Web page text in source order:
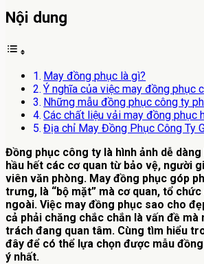
Nội dung
May đồng phục là gì?
Ý nghĩa của việc may đồng phục
Những mẫu đồng phục công ty
Các chất liệu vải may đồng phục
Địa chỉ May Đồng Phục Công Ty
Đồng phục công ty là hình ảnh dễ
hầu hết các cơ quan từ bảo vệ, người
viên văn phòng. May đồng phục góp
trưng, là “bộ mặt” mà cơ quan, tổ
ngoài. Việc may đồng phục sao cho
cả phải chăng chắc chắn là vấn đề mà
trách đang quan tâm. Cùng tìm hiểu
đây để có thể lựa chọn được mẫu
ý nhất.